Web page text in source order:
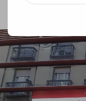
electrónico…